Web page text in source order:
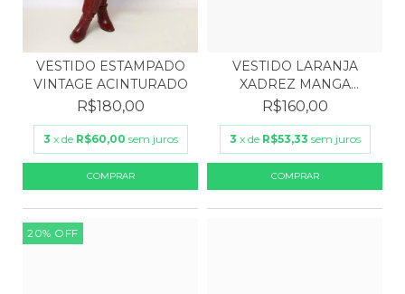
VESTIDO ESTAMPADO
VINTAGE ACINTURADO
R$180,00
3 x de R$60,00 sem juros
VESTIDO LARANJA
XADREZ MANGA
BUFANTE
R$160,00
3 x de R$53,33 sem juros
20% OFF